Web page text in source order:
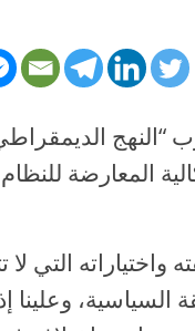
المعارضة
واختياراته التي
وعلينا